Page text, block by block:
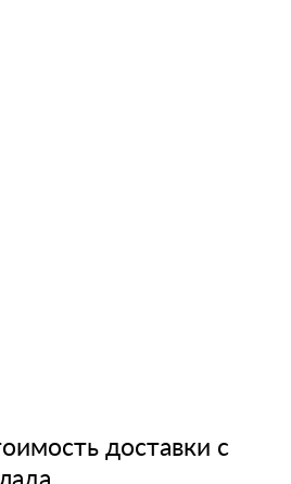
доставки с